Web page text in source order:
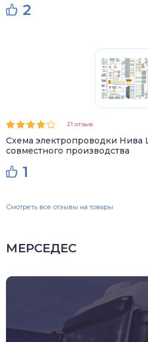
2
21 отзыв
Схема электропроводки Нива
совместного производства
1
Смотреть все отзывы на товары
МЕРСЕДЕС